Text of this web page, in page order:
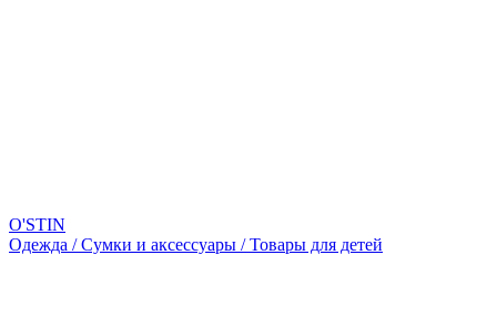
O'STIN
Одежда / Сумки и аксессуары / Товары для детей